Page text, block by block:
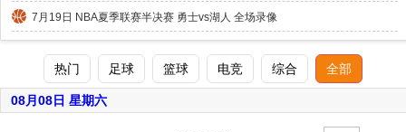
7月19日 NBA夏季联赛半决赛 勇士vs湖人 全场录像
热门 足球 篮球 电竞 综合 全部
08月08日 星期六